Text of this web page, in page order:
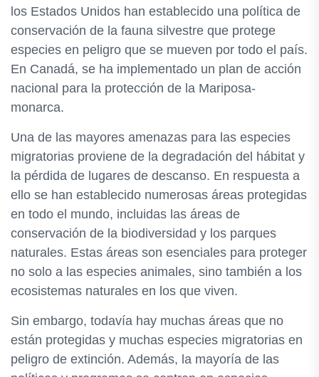
los Estados Unidos han establecido una política de
conservación de la fauna silvestre que protege
especies en peligro que se mueven por todo el país.
En Canadá, se ha implementado un plan de acción
nacional para la protección de la Mariposa-
monarca.
Una de las mayores amenazas para las especies
migratorias proviene de la degradación del hábitat y
la pérdida de lugares de descanso. En respuesta a
ello se han establecido numerosas áreas protegidas
en todo el mundo, incluidas las áreas de
conservación de la biodiversidad y los parques
naturales. Estas áreas son esenciales para proteger
no solo a las especies animales, sino también a los
ecosistemas naturales en los que viven.
Sin embargo, todavía hay muchas áreas que no
están protegidas y muchas especies migratorias en
peligro de extinción. Además, la mayoría de las